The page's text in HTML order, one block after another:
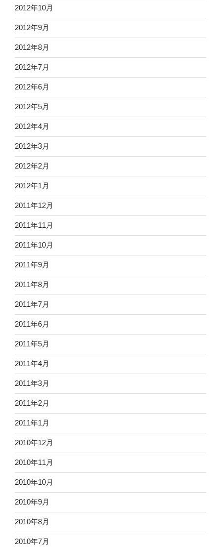
2012年10月
2012年9月
2012年8月
2012年7月
2012年6月
2012年5月
2012年4月
2012年3月
2012年2月
2012年1月
2011年12月
2011年11月
2011年10月
2011年9月
2011年8月
2011年7月
2011年6月
2011年5月
2011年4月
2011年3月
2011年2月
2011年1月
2010年12月
2010年11月
2010年10月
2010年9月
2010年8月
2010年7月